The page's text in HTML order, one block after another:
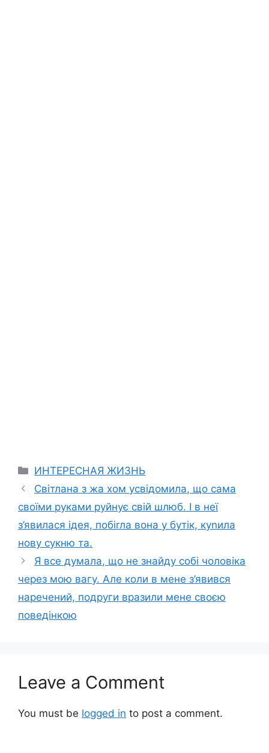
Categories
ИНТЕРЕСНАЯ ЖИЗНЬ
Світлана з жа хом усвідомила, що сама
своїми руками руйнує свій шлюб. І в неї
з’явилася ідея, побіrла вона у бутік, куnила
нову сукню та.
Я все думала, що не знайду собі чоловіка
через мою вагу. Але коли в мене з’явився
наречений, подруги вразили мене своєю
поведінкою
Leave a Comment
You must be logged in to post a comment.